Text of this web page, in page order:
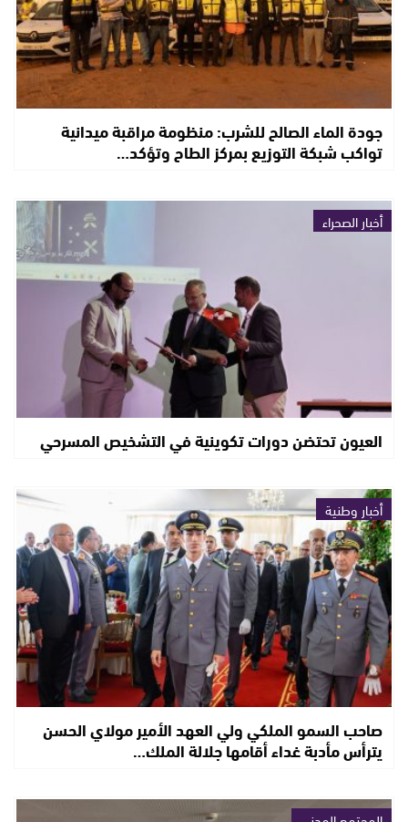
جودة الماء الصالح للشرب: منظومة مراقبة ميدانية
تواكب شبكة التوزيع بمركز الطاح وتؤكد…
أخبار الصحراء
العيون تحتضن دورات تكوينية في التشخيص المسرحي
أخبار وطنية
صاحب السمو الملكي ولي العهد الأمير مولاي الحسن
يترأس مأدبة غداء أقامها جلالة الملك…